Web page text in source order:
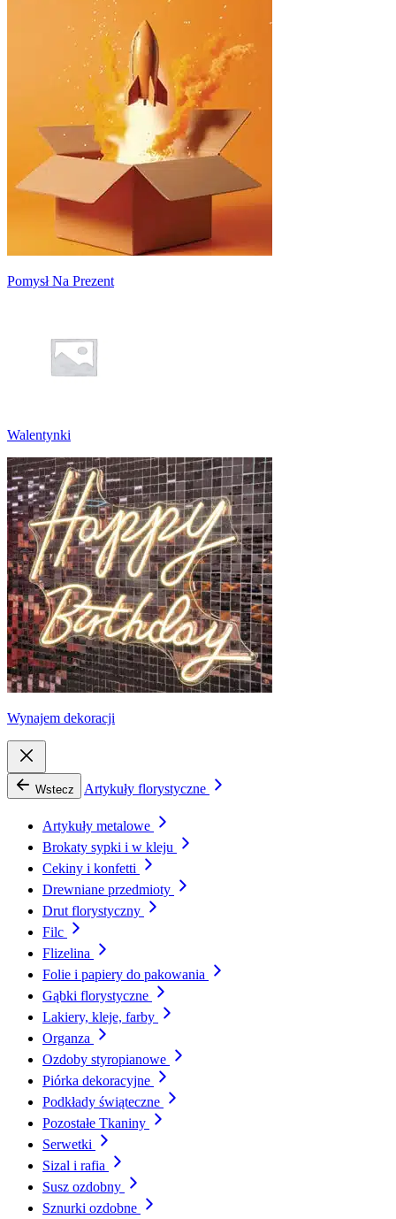
Pomysł Na Prezent
Walentynki
Wynajem dekoracji
Wstecz Artykuły florystyczne
Artykuły metalowe
Brokaty sypki i w kleju
Cekiny i konfetti
Drewniane przedmioty
Drut florystyczny
Filc
Flizelina
Folie i papiery do pakowania
Gąbki florystyczne
Lakiery, kleje, farby
Organza
Ozdoby styropianowe
Piórka dekoracyjne
Podkłady świąteczne
Pozostałe Tkaniny
Serwetki
Sizal i rafia
Susz ozdobny
Sznurki ozdobne